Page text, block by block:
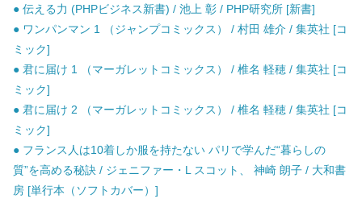
● 伝える力 (PHPビジネス新書) / 池上 彰 / PHP研究所 [新書]
● ワンパンマン 1 （ジャンプコミックス） / 村田 雄介 / 集英社 [コ
ミック]
● 君に届け 1 （マーガレットコミックス） / 椎名 軽穂 / 集英社 [コ
ミック]
● 君に届け 2 （マーガレットコミックス） / 椎名 軽穂 / 集英社 [コ
ミック]
● フランス人は10着しか服を持たない パリで学んだ“暮らしの
質”を高める秘訣 / ジェニファー・L スコット、 神崎 朗子 / 大和書
房 [単行本（ソフトカバー）]